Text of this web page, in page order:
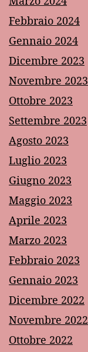
Febbraio 2024
Gennaio 2024
Dicembre 2023
Novembre 2023
Ottobre 2023
Settembre 2023
Agosto 2023
Luglio 2023
Giugno 2023
Maggio 2023
Aprile 2023
Marzo 2023
Febbraio 2023
Gennaio 2023
Dicembre 2022
Novembre 2022
Ottobre 2022